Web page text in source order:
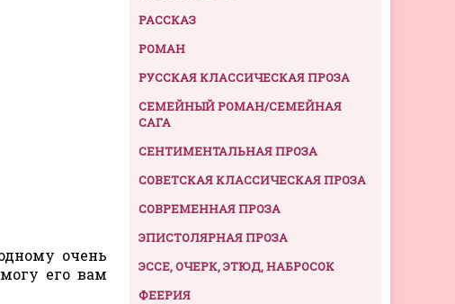
очень
его вам
РАССКАЗ
РОМАН
РУССКАЯ КЛАССИЧЕСКАЯ ПРОЗА
СЕМЕЙНЫЙ РОМАН/СЕМЕЙНАЯ
САГА
СЕНТИМЕНТАЛЬНАЯ ПРОЗА
СОВЕТСКАЯ КЛАССИЧЕСКАЯ ПРОЗА
СОВРЕМЕННАЯ ПРОЗА
ЭПИСТОЛЯРНАЯ ПРОЗА
ЭССЕ, ОЧЕРК, ЭТЮД, НАБРОСОК
ФЕЕРИЯ